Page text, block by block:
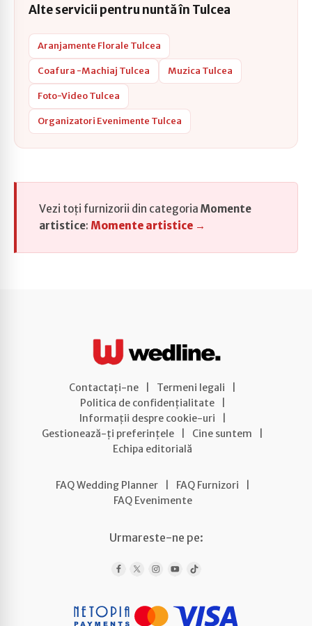
Alte servicii pentru nuntă în Tulcea
Aranjamente Florale Tulcea
Coafura -Machiaj Tulcea Muzica Tulcea
Foto-Video Tulcea
Organizatori Evenimente Tulcea
Vezi toți furnizorii din categoria Momente
artistice: Momente artistice →
Contactați-ne Termeni legali
Politica de confidențialitate
Informații despre cookie-uri
Gestionează-ți preferințele
Cine suntem
Echipa editorială
FAQ Wedding Planner FAQ Furnizori
FAQ Evenimente
Urmareste-ne pe: